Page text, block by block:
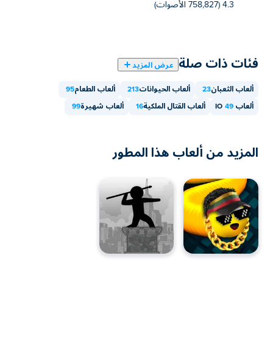
4.3 (758,827 الأصوات)
فئات ذات صلة عرض المزيد
ألعاب الثعبان23 ألعاب الحيوانات213 ألعاب الطعام95
ألعاب IO 49 ألعاب القتال الملكية16 ألعاب شهيرة99
المزيد من ألعاب هذا المطور